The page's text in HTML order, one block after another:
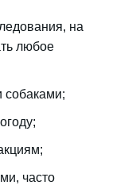
на
любое
собаками;
часто